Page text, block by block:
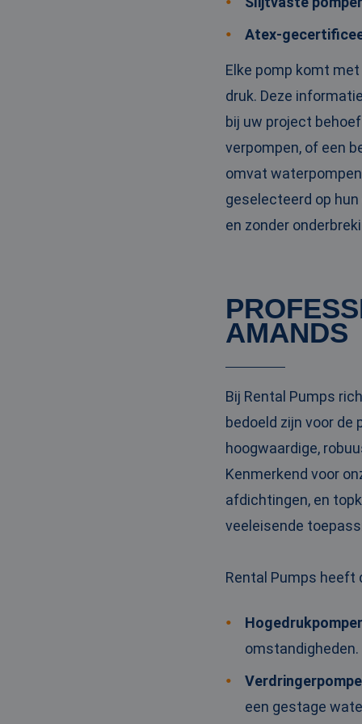
Atex-
Elke pomp komt
druk. Deze
bij uw project
verpompen, of een
omvat
geselecteerd op
en zonder
AMANDS
Bij Rental Pumps
bedoeld zijn voor
hoogwaardige,
Kenmerkend voor
afdichtingen, en
veeleisende
Rental Pumps heeft
omstandigheden.
een gestage
__cf_bm
_ga_3GSTBZP51E
_ga_ZVQQH0XY8C
_clck
_clsk
_ga
_gcl_au
MUID
bcookie
IDE
test_cookie